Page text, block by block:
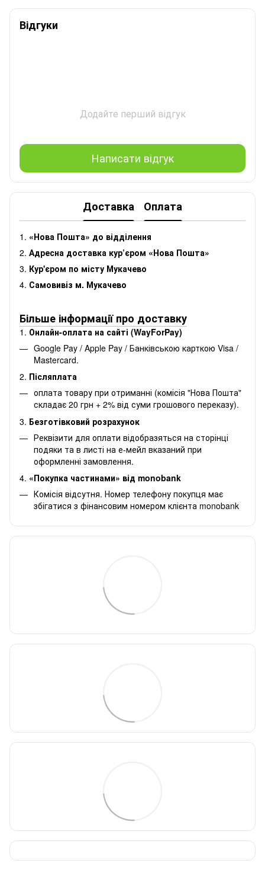
Відгуки
Додайте перший відгук
Написати відгук
Доставка Оплата
1. «Нова Пошта» до відділення
2. Адресна доставка кур’єром «Нова Пошта»
3. Кур'єром по місту Мукачево
4. Самовивіз м. Мукачево
Більше інформації про доставку
1. Онлайн-оплата на сайті (WayForPay)
Google Pay / Apple Pay / Банківською карткою Visa /
Mastercard.
2. Післяплата
оплата товару при отриманні (комісія "Нова Пошта"
складає 20 грн + 2% від суми грошового переказу).
3. Безготівковий розрахунок
Реквізити для оплати відобразяться на сторінці
подяки та в листі на е-мейл вказаний при
оформленні замовлення.
4. «Покупка частинами» від monobank
Комісія відсутня. Номер телефону покупця має
збігатися з фінансовим номером клієнта monobank